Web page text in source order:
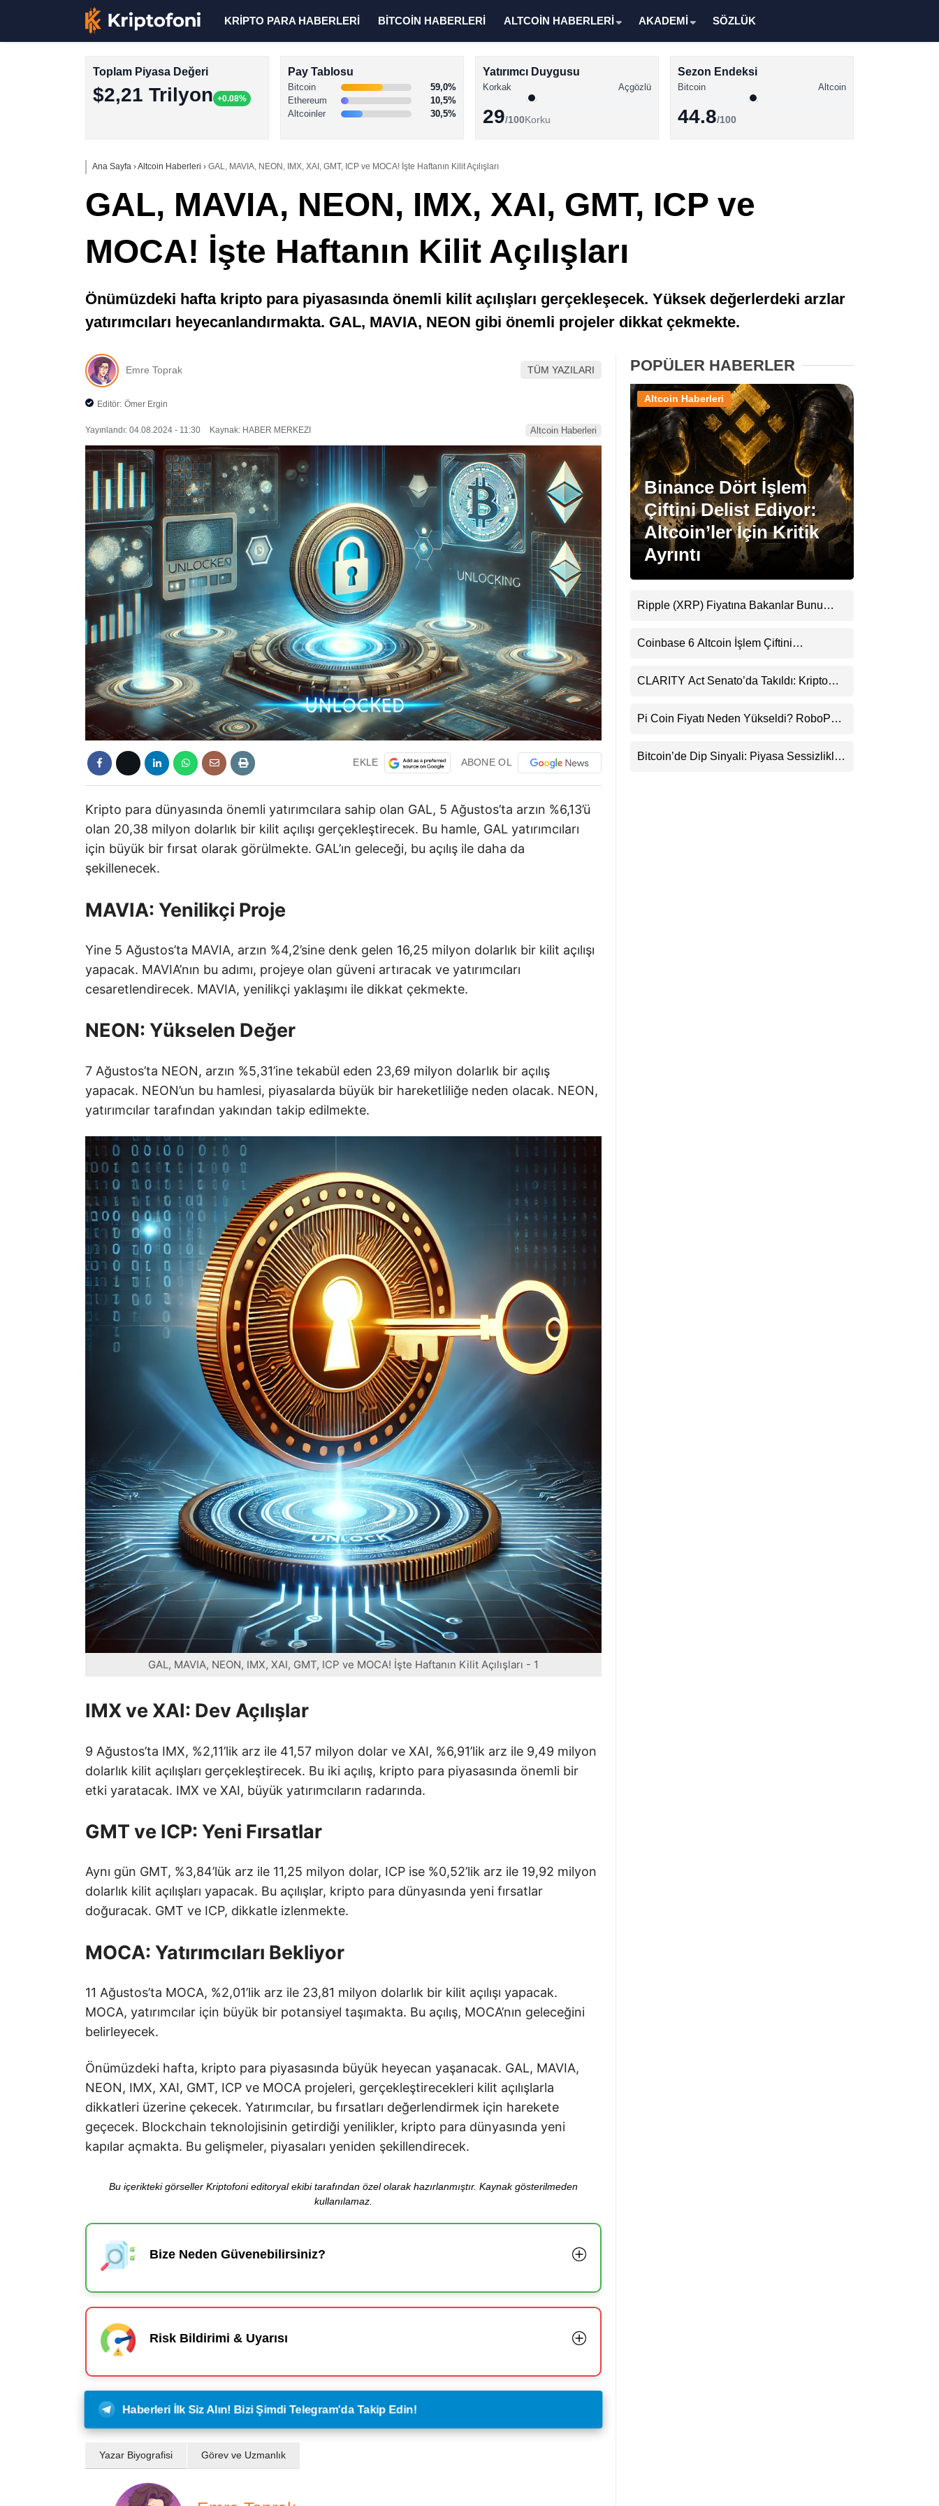
Facebook
Instagram
Youtube
TikTok
KRİPTO PARA HABERLERİ BİTCOİN HABERLERİ ALTCOİN HABERLERİ AKADEMİ SÖZLÜK
Toplam Piyasa Değeri
$2,21 Trilyon +0.08%
Pay Tablosu
Bitcoin
59,0%
Ethereum
10,5%
Altcoinler
30,5%
Yatırımcı Duygusu
Korkak Açgözlü
29/100Korku
Sezon Endeksi
Bitcoin Altcoin
44.8/100
Ana Sayfa ›Altcoin Haberleri › GAL, MAVIA, NEON, IMX, XAI, GMT, ICP ve MOCA! İşte Haftanın Kilit Açılışları
GAL, MAVIA, NEON, IMX, XAI, GMT, ICP ve
MOCA! İşte Haftanın Kilit Açılışları
Önümüzdeki hafta kripto para piyasasında önemli kilit açılışları gerçekleşecek. Yüksek değerlerdeki arzlar
yatırımcıları heyecanlandırmakta. GAL, MAVIA, NEON gibi önemli projeler dikkat çekmekte.
Emre Toprak TÜM YAZILARI
Editör: Ömer Ergin
Yayınlandı: 04.08.2024 - 11:30 Kaynak: HABER MERKEZI Altcoin Haberleri
EKLE ABONE OL
Kripto para dünyasında önemli yatırımcılara sahip olan GAL, 5 Ağustos’ta arzın %6,13’ü
olan 20,38 milyon dolarlık bir kilit açılışı gerçekleştirecek. Bu hamle, GAL yatırımcıları
için büyük bir fırsat olarak görülmekte. GAL’ın geleceği, bu açılış ile daha da
şekillenecek.
MAVIA: Yenilikçi Proje
Yine 5 Ağustos’ta MAVIA, arzın %4,2’sine denk gelen 16,25 milyon dolarlık bir kilit açılışı
yapacak. MAVIA’nın bu adımı, projeye olan güveni artıracak ve yatırımcıları
cesaretlendirecek. MAVIA, yenilikçi yaklaşımı ile dikkat çekmekte.
NEON: Yükselen Değer
7 Ağustos’ta NEON, arzın %5,31’ine tekabül eden 23,69 milyon dolarlık bir açılış
yapacak. NEON’un bu hamlesi, piyasalarda büyük bir hareketliliğe neden olacak. NEON,
yatırımcılar tarafından yakından takip edilmekte.
GAL, MAVIA, NEON, IMX, XAI, GMT, ICP ve MOCA! İşte Haftanın Kilit Açılışları - 1
IMX ve XAI: Dev Açılışlar
9 Ağustos’ta IMX, %2,11’lik arz ile 41,57 milyon dolar ve XAI, %6,91’lik arz ile 9,49 milyon
dolarlık kilit açılışları gerçekleştirecek. Bu iki açılış, kripto para piyasasında önemli bir
etki yaratacak. IMX ve XAI, büyük yatırımcıların radarında.
GMT ve ICP: Yeni Fırsatlar
Aynı gün GMT, %3,84’lük arz ile 11,25 milyon dolar, ICP ise %0,52’lik arz ile 19,92 milyon
dolarlık kilit açılışları yapacak. Bu açılışlar, kripto para dünyasında yeni fırsatlar
doğuracak. GMT ve ICP, dikkatle izlenmekte.
MOCA: Yatırımcıları Bekliyor
11 Ağustos’ta MOCA, %2,01’lik arz ile 23,81 milyon dolarlık bir kilit açılışı yapacak.
MOCA, yatırımcılar için büyük bir potansiyel taşımakta. Bu açılış, MOCA’nın geleceğini
belirleyecek.
Önümüzdeki hafta, kripto para piyasasında büyük heyecan yaşanacak. GAL, MAVIA,
NEON, IMX, XAI, GMT, ICP ve MOCA projeleri, gerçekleştirecekleri kilit açılışlarla
dikkatleri üzerine çekecek. Yatırımcılar, bu fırsatları değerlendirmek için harekete
geçecek. Blockchain teknolojisinin getirdiği yenilikler, kripto para dünyasında yeni
kapılar açmakta. Bu gelişmeler, piyasaları yeniden şekillendirecek.
Bu içerikteki görseller Kriptofoni editoryal ekibi tarafından özel olarak hazırlanmıştır. Kaynak gösterilmeden
kullanılamaz.
Bize Neden Güvenebilirsiniz?
Risk Bildirimi & Uyarısı
Haberleri İlk Siz Alın! Bizi Şimdi Telegram'da Takip Edin!
Yazar Biyografisi Görev ve Uzmanlık
POPÜLER HABERLER
Binance Dört İşlem
Çiftini Delist Ediyor:
Altcoin’ler İçin Kritik
Ayrıntı
Altcoin Haberleri
Ripple (XRP) Fiyatına Bakanlar Bunu
Uyarı
Coinbase 6 Altcoin İşlem Çiftini
CLARITY Act Senato’da Takıldı: Kripto
Pi Coin Fiyatı Neden Yükseldi? RoboPay
Destekledi
Bitcoin’de Dip Sinyali: Piyasa Sessizlikle